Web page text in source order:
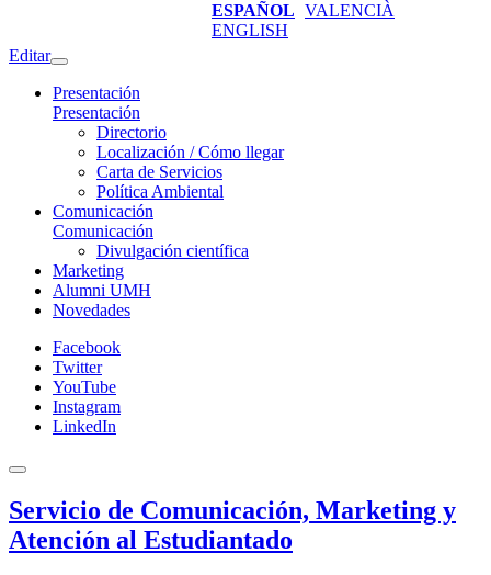
ESPAÑOL VALENCIÀ
ENGLISH
Editar
Presentación
Presentación
Directorio
Localización / Cómo llegar
Carta de Servicios
Política Ambiental
Comunicación
Comunicación
Divulgación científica
Marketing
Alumni UMH
Novedades
Facebook
Twitter
YouTube
Instagram
LinkedIn
Servicio de Comunicación, Marketing y
Atención al Estudiantado